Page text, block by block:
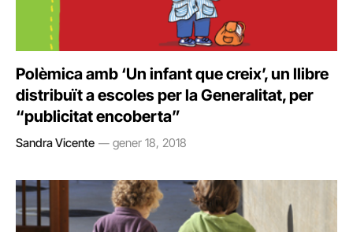
Polèmica amb ‘Un infant que creix’, un llibre
distribuït a escoles per la Generalitat, per
“publicitat encoberta”
Sandra Vicente gener 18, 2018